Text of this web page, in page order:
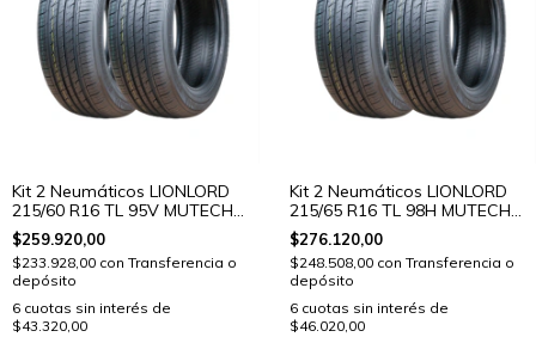
Kit 2 Neumáticos LIONLORD
215/60 R16 TL 95V MUTECH
H01
$259.920,00
$233.928,00 con Transferencia o
depósito
6 cuotas sin interés de
$43.320,00
Kit 2 Neumáticos LIONLORD
215/65 R16 TL 98H MUTECH
H01
$276.120,00
$248.508,00 con Transferencia o
depósito
6 cuotas sin interés de
$46.020,00